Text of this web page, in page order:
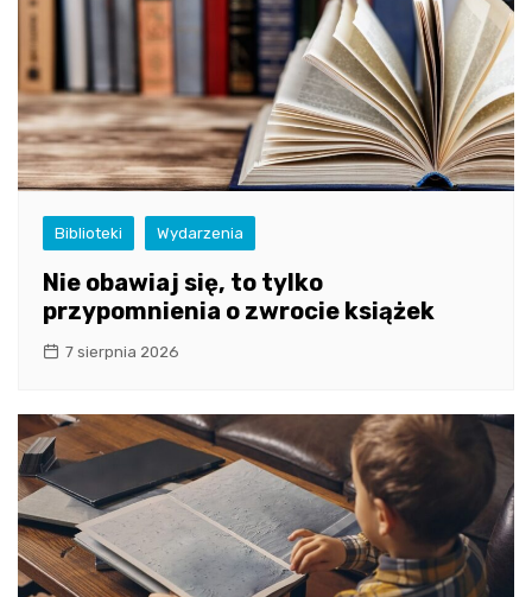
Biblioteki Wydarzenia
Nie obawiaj się, to tylko
przypomnienia o zwrocie książek
7 sierpnia 2026